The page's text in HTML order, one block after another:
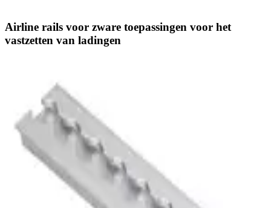
Airline rails voor zware toepassingen voor het
vastzetten van ladingen